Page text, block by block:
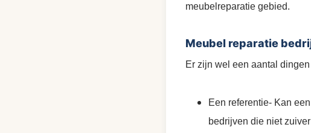
meubelreparatie gebied.
Meubel reparatie
Er zijn wel een aantal
Een referentie- Kan
bedrijven die niet